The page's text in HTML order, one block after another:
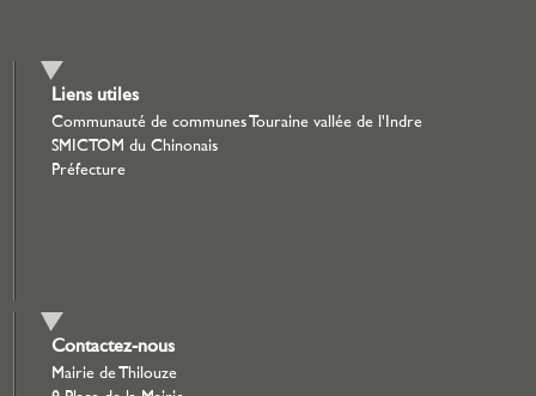
Liens utiles
Communauté de communes Touraine vallée de l'Indre
SMICTOM du Chinonais
Préfecture
Contactez-nous
Mairie de Thilouze